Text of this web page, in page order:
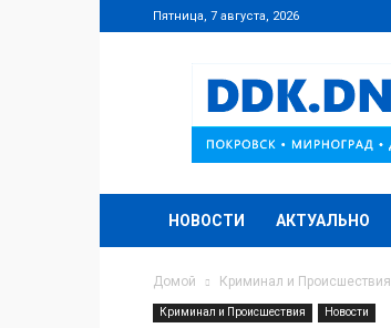
Пятница, 7 августа, 2026
DDK.DN.UA
НОВОСТИ АКТУАЛЬНО
Домой Криминал и Происшествия
Криминал и Происшествия Новости